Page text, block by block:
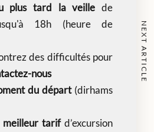
plus tard la veille de
18h (heure de
des difficultés pour
nous
du départ(dirhams
meilleur tarifd’excursion
NEXT ARTICLE